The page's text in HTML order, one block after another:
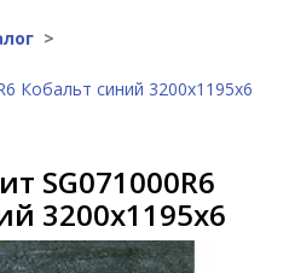
Кобальт синий 3200х1195х6
SG071000R6
3200х1195х6